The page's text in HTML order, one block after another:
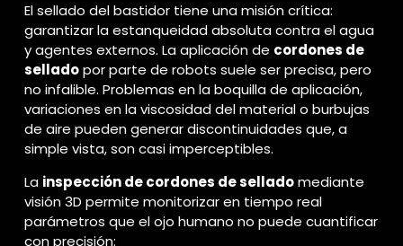
El sellado del bastidor tiene una misión crítica:
garantizar la estanqueidad absoluta contra el agua
y agentes externos. La aplicación de cordones de
selladopor parte de robots suele ser precisa, pero
no infalible. Problemas en la boquilla de aplicación,
variaciones en la viscosidad del material o burbujas
de aire pueden generar discontinuidades que, a
simple vista, son casi imperceptibles.
La inspección de cordones de selladomediante
visión 3D permite monitorizar en tiempo real
parámetros que el ojo humano no puede cuantificar
con precisión: